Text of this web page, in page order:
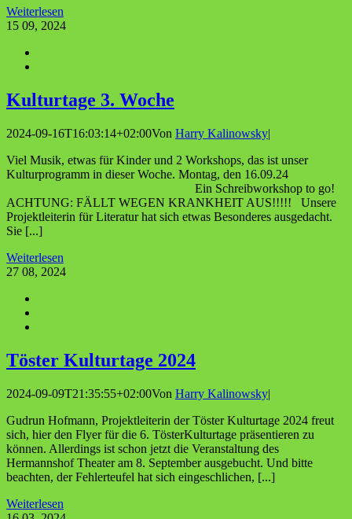
Weiterlesen
15 09, 2024
Kul­tur­ta­ge 3. Woche
2024-09-16T16:03:14+02:00Von Harry Kalinowsky|
Viel Musik, etwas für Kinder und 2 Workshops, das ist unser
Kulturprogramm in dieser Woche. Montag, den 16.09.24
Ein Schreibworkshop to go!
ACHTUNG: FÄLLT WEGEN KRANKHEIT AUS!!!!! Unsere
Projektleiterin für Literatur hat sich etwas Besonderes ausgedacht.
Sie [...]
Weiterlesen
27 08, 2024
Tös­ter Kul­tur­ta­ge 2024
2024-09-09T21:35:55+02:00Von Harry Kalinowsky|
Gudrun Hofmann, Projektleiterin der Töster Kulturtage 2024 freut
sich, hier den Flyer für die 6. TösterKulturtage präsentieren zu
können. Allerdings ist schon jetzt die Veranstaltung des
Hermannshof Theater am 8. September ausgebucht. Und bitte
beachten, der Fehlerteufel hat sich eingeschlichen, [...]
Weiterlesen